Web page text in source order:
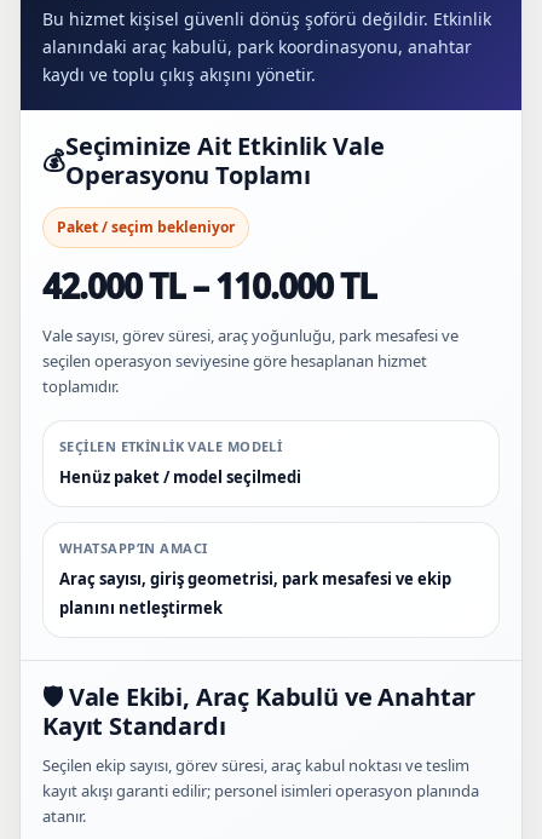
Bu hizmet kişisel güvenli dönüş şoförü değildir. Etkinlik
alanındaki araç kabulü, park koordinasyonu, anahtar
kaydı ve toplu çıkış akışını yönetir.
💰Seçiminize Ait Etkinlik Vale
Operasyonu Toplamı
Paket / seçim bekleniyor
42.000 TL – 110.000 TL
Vale sayısı, görev süresi, araç yoğunluğu, park mesafesi ve
seçilen operasyon seviyesine göre hesaplanan hizmet
toplamıdır.
SEÇILEN ETKINLIK VALE MODELI
Henüz paket / model seçilmedi
WHATSAPP’IN AMACI
Araç sayısı, giriş geometrisi, park mesafesi ve ekip
planını netleştirmek
🛡️ Vale Ekibi, Araç Kabulü ve Anahtar
Kayıt Standardı
Seçilen ekip sayısı, görev süresi, araç kabul noktası ve teslim
kayıt akışı garanti edilir; personel isimleri operasyon planında
atanır.